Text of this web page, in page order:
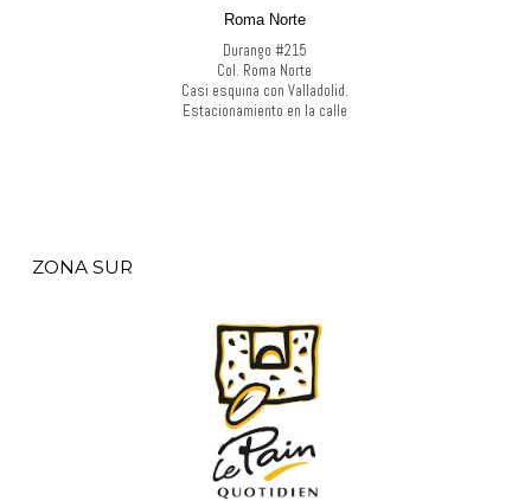
Roma Norte
Durango #215
Col. Roma Norte
Casi esquina con Valladolid.
Estacionamiento en la calle
ZONA SUR